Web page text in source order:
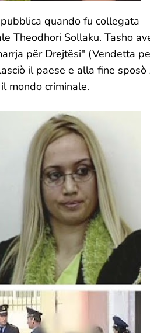
quando fu collegata
Theodhori Sollaku. Tasho
për Drejtësi" (Vendetta
il paese e alla fine sposò
mondo criminale.